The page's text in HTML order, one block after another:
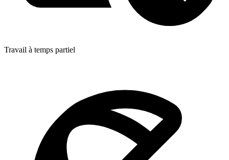
Travail à temps partiel